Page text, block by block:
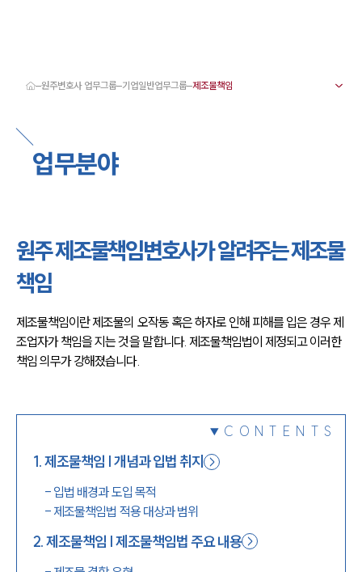
서울·춘천·원주변호사
원주형사전문변호사
원주이혼전문변호사
원주학교폭력변호사
원주변호사 주요 업무사례
원주 분사무소 오시는 길
원주변호사상담 상담접수
채용정보
원주변호사 업무그룹 기업일반업무그룹
업무분야
원주 제조물책임변호사가 알려주는 제조물
책임
제조물책임이란 제조물의 오작동 혹은 하자로 인해 피해를 입은 경우 제
조업자가 책임을 지는 것을 말합니다. 제조물책임법이 제정되고 이러한
책임 의무가 강해졌습니다.
CONTENTS
1.제조물책임 | 개념과 입법 취지
- 입법 배경과 도입 목적
- 제조물책임법 적용 대상과 범위
2.제조물책임 | 제조물책임법 주요 내용